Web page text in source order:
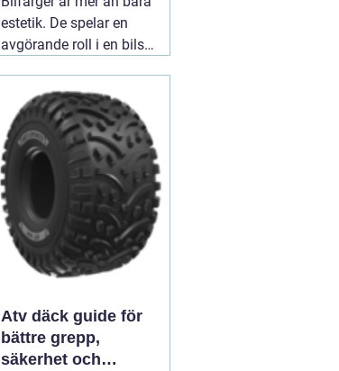
estetik. De spelar en
avgörande roll i en bils
man ser en blank röd
sportbil susa förbi,
väcker den en viss
känsla - spänning,
passion, hastighet.03
augusti 2026
Atv däck guide för
bättre grepp,
säkerhet och